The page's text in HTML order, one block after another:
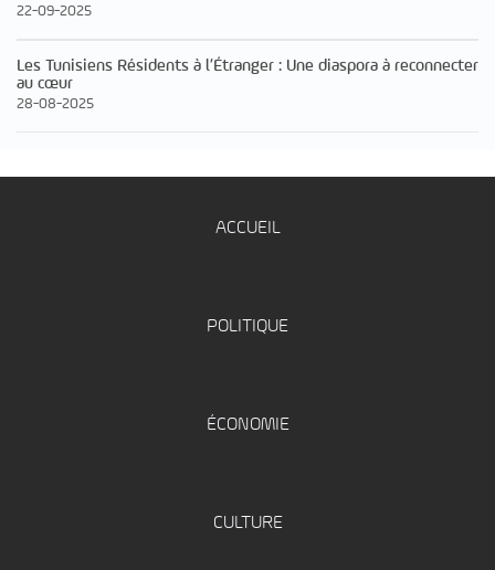
22-09-2025
Les Tunisiens Résidents à l’Étranger : Une diaspora à reconnecter
au cœur
28-08-2025
ACCUEIL
POLITIQUE
ÉCONOMIE
CULTURE